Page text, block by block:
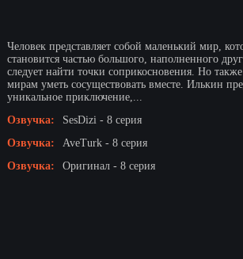
Человек представляет собой маленький мир,
становится частью большого, наполненного
следует найти точки соприкосновения. Но
мирам уметь сосуществовать вместе. Илькин
уникальное приключение,...
Озвучка:
SesDizi - 8 серия
Озвучка:
AveTurk - 8 серия
Озвучка:
Оригинал - 8 серия